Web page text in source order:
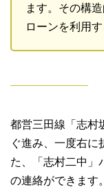
ます。その構
ローンを利用
都営三田線「志村
ぐ進み、一度右に
た、「志村二中」
の連絡ができます。